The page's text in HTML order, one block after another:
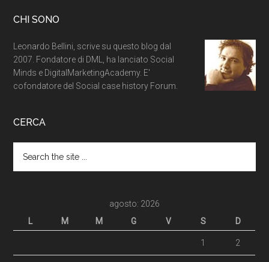
CHI SONO
Leonardo Bellini, scrive su questo blog dal
2007. Fondatore di DML, ha lanciato Social
Minds e DigitalMarketingAcademy. E'
cofondatore del Social case history Forum.
CERCA
agosto: 2026
L
M M G V S D
1 2